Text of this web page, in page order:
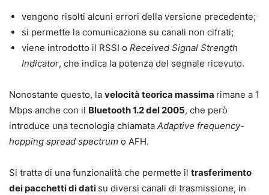
vengono risolti alcuni errori della versione precedente;
si permette la comunicazione su canali non cifrati;
viene introdotto il RSSI o Received Signal Strength
Indicator, che indica la potenza del segnale ricevuto.
Nonostante questo, la velocità teorica massima rimane a 1
Mbps anche con il Bluetooth 1.2 del 2005, che però
introduce una tecnologia chiamata Adaptive frequency-
hopping spread spectrum o AFH.
Si tratta di una funzionalità che permette il trasferimento
dei pacchetti di dati su diversi canali di trasmissione, in